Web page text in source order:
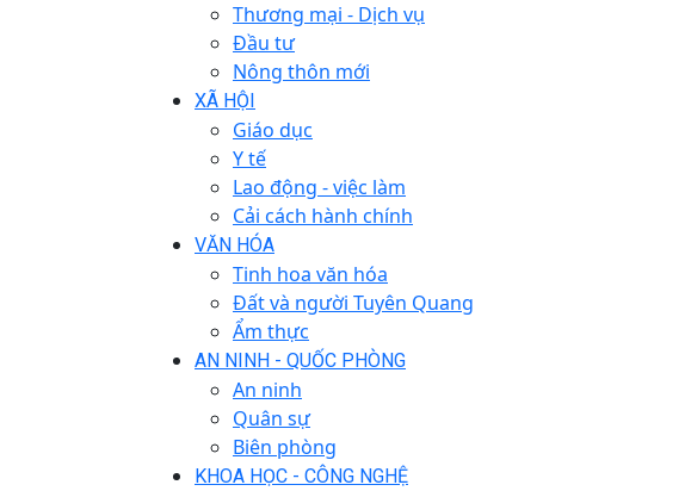
Thương mại - Dịch vụ
Đầu tư
Nông thôn mới
XÃ HỘI
Giáo dục
Y tế
Lao động - việc làm
Cải cách hành chính
VĂN HÓA
Tinh hoa văn hóa
Đất và người Tuyên Quang
Ẩm thực
AN NINH - QUỐC PHÒNG
An ninh
Quân sự
Biên phòng
KHOA HỌC - CÔNG NGHỆ